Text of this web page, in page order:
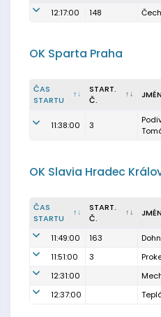
12:17:00 148
OK Sparta Praha
ČAS
STARTU
START.
Č.
11:38:00 3
OK Slavia Hradec
ČAS
STARTU
START.
Č.
11:49:00 163
11:51:00
3
12:31:00
12:37:00